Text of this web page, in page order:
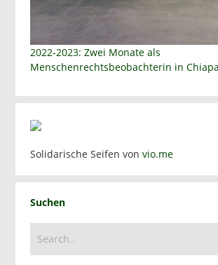
2022-2023: Zwei Monate als
Menschenrechtsbeobachterin in
Solidarische Seifen von vio.me
Suchen